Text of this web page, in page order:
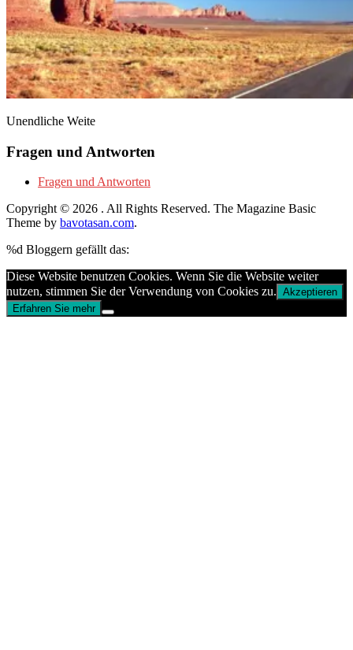
Unendliche Weite
Fragen und Antworten
Fragen und Antworten
Copyright © 2026 . All Rights Reserved. The Magazine Basic
Theme by bavotasan.com.
%d Bloggern gefällt das:
Diese Website benutzen Cookies. Wenn Sie die Website weiter
nutzen, stimmen Sie der Verwendung von Cookies zu. Akzeptieren
Erfahren Sie mehr